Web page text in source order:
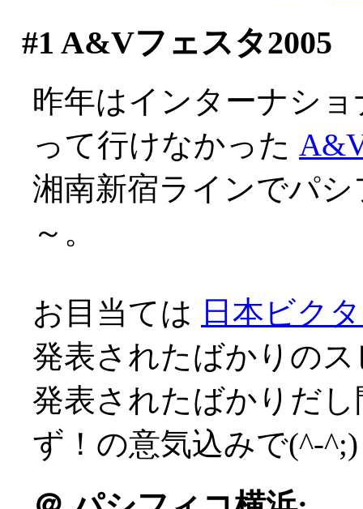
#1 A&Vフェスタ2005
昨年はインターナシ
って行けなかった
湘南新宿ラインでパ
～。
お目当ては 日本ビク
発表されたばかりの
発表されたばかりだ
ず！の意気込みで(^-^;)